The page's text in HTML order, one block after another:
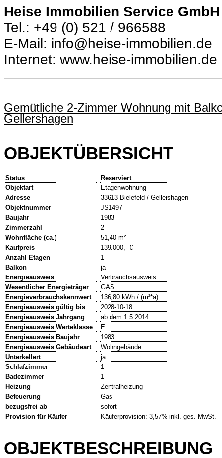
Heise Immobilien Service GmbH
Tel.: +49 (0) 521 / 966588
E-Mail: info@heise-immobilien.de
Internet: www.heise-immobilien.de
Gemütliche 2-Zimmer Wohnung mit
Gellershagen
OBJEKTÜBERSICHT
Status
Reserviert
Objektart
Etagenwohnung
Adresse
33613 Bielefeld / Gellershagen
Objektnummer
JS1497
Baujahr
1983
Zimmerzahl
2
Wohnfläche (ca.)
51,40 m²
Kaufpreis
139.000,- €
Anzahl Etagen
1
Balkon
ja
Energieausweis
Verbrauchsausweis
Wesentlicher Energieträger
GAS
Energieverbrauchskennwert
136,80 kWh / (m²*a)
Energieausweis gültig bis
2028-10-18
Energieausweis Jahrgang
ab dem 1.5.2014
Energieausweis Werteklasse
E
Energieausweis Baujahr
1983
Energieausweis Gebäudeart
Wohngebäude
Unterkellert
ja
Schlafzimmer
1
Badezimmer
1
Heizung
Zentralheizung
Befeuerung
Gas
bezugsfrei ab
sofort
Provision für Käufer
Käuferprovision: 3,57% inkl. ges. MwSt.
OBJEKTBESCHREIBUNG